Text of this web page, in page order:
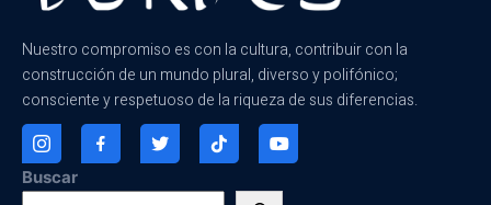
Nuestro compromiso es con la cultura, contribuir con la
construcción de un mundo plural, diverso y polifónico;
consciente y respetuoso de la riqueza de sus diferencias.
Buscar